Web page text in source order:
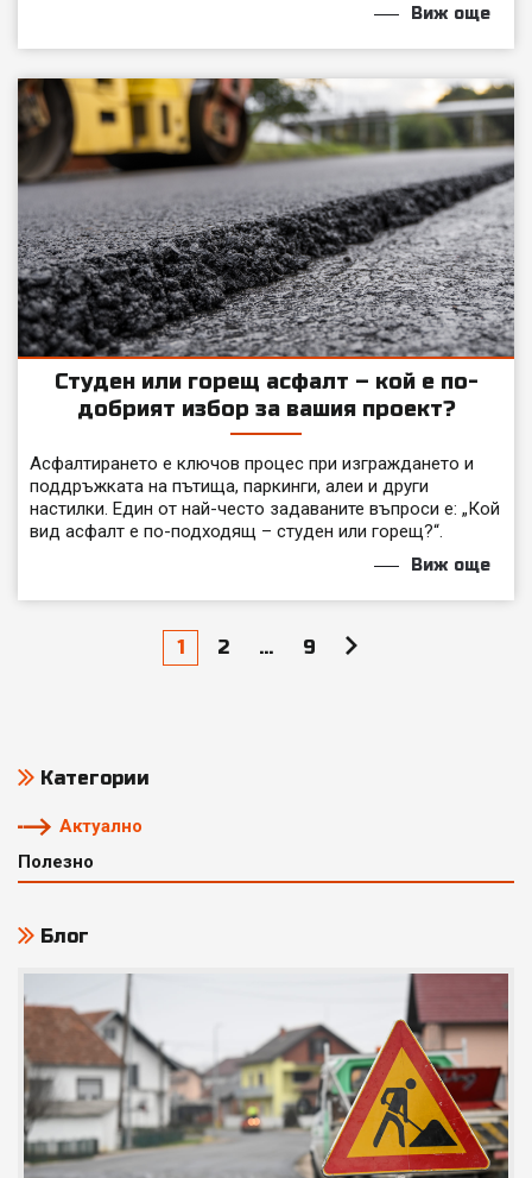
Виж още
Студен или горещ асфалт – кой е по-
добрият избор за вашия проект?
Асфалтирането е ключов процес при изграждането и
поддръжката на пътища, паркинги, алеи и други
настилки. Един от най-често задаваните въпроси е: „Кой
вид асфалт е по-подходящ – студен или горещ?“.
Виж още
Разделяне
страници
1 2 … 9
Категории
Актуално
Полезно
Блог